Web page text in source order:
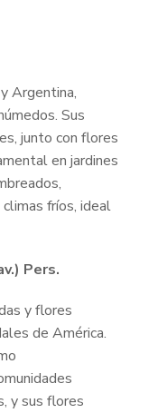
Argentina,
Sus
junto con flores
en jardines
fríos, ideal
Pers.
y flores
de América.
y sus flores